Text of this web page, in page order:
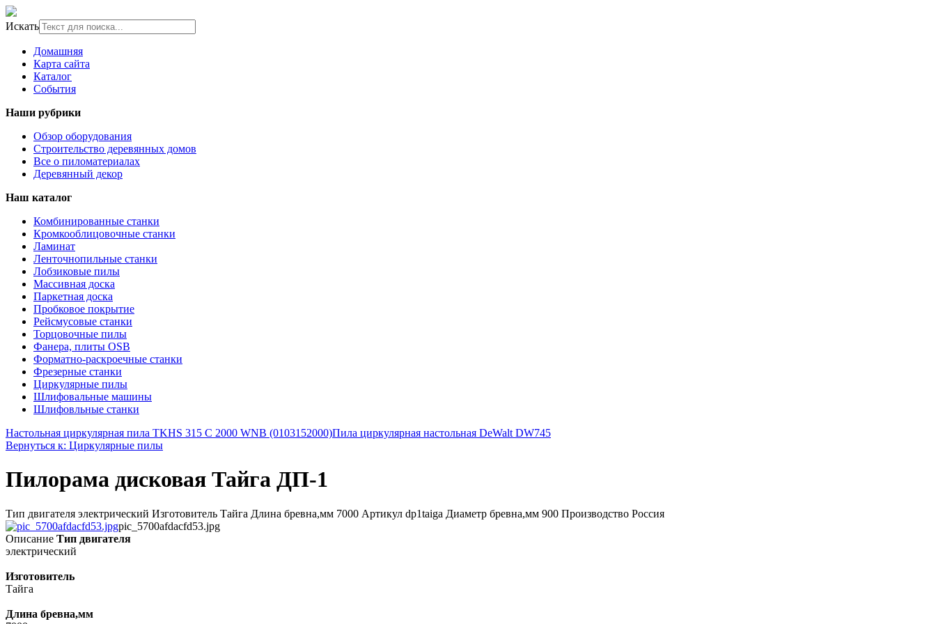
Искать
Домашняя
Карта сайта
Каталог
События
Наши рубрики
Обзор оборудования
Строительство деревянных домов
Все о пиломатериалах
Деревянный декор
Наш каталог
Комбинированные станки
Кромкооблицовочные станки
Ламинат
Ленточнопильные станки
Лобзиковые пилы
Массивная доска
Паркетная доска
Пробковое покрытие
Рейсмусовые станки
Торцовочные пилы
Фанера, плиты OSB
Форматно-раскроечные станки
Фрезерные станки
Циркулярные пилы
Шлифовальные машины
Шлифовльные станки
Настольная циркулярная пила TKHS 315 C 2000 WNB (0103152000)Пила циркулярная настольная DeWalt DW745
Вернуться к: Циркулярные пилы
Пилорама дисковая Тайга ДП-1
Тип двигателя электрический Изготовитель Тайга Длина бревна,мм 7000 Артикул dp1taiga Диаметр бревна,мм 900 Производство Россия
pic_5700afdacfd53.jpg
Описание Тип двигателя
электрический
Изготовитель
Тайга
Длина бревна,мм